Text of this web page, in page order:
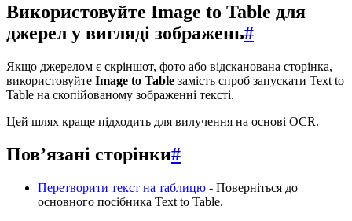
Використовуйте Image to Table для
джерел у вигляді зображень#
Якщо джерелом є скріншот, фото або відсканована сторінка,
використовуйте Image to Table замість спроб запускати Text to
Table на скопійованому зображенні тексті.
Цей шлях краще підходить для вилучення на основі OCR.
Пов’язані сторінки#
Перетворити текст на таблицю - Поверніться до
основного посібника Text to Table.